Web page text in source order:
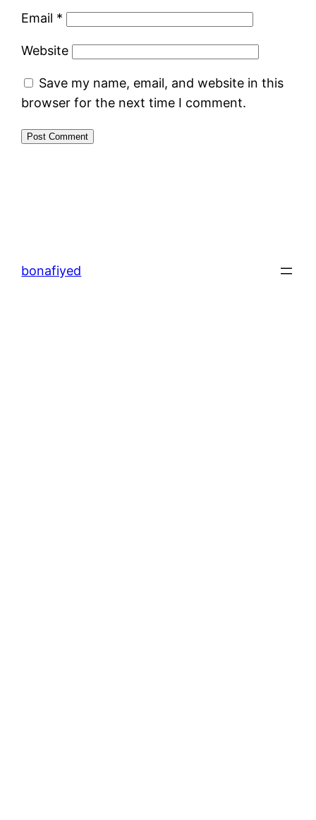
Email *
Website
Save my name, email, and website in this
browser for the next time I comment.
bonafiyed